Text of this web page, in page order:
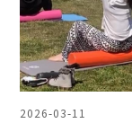
2026-03-11